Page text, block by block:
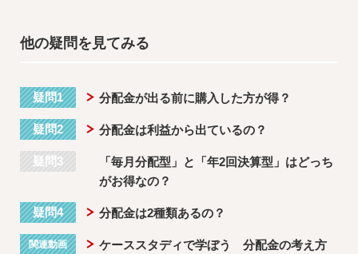
他の疑問を見てみる
疑問1 分配金が出る前に購入した方が得？
疑問2 分配金は利益から出ているの？
疑問3
「毎月分配型」と「年2回決算型」はどっち
がお得なの？
疑問4 分配金は2種類あるの？
関連動画 ケーススタディで学ぼう 分配金の考え方